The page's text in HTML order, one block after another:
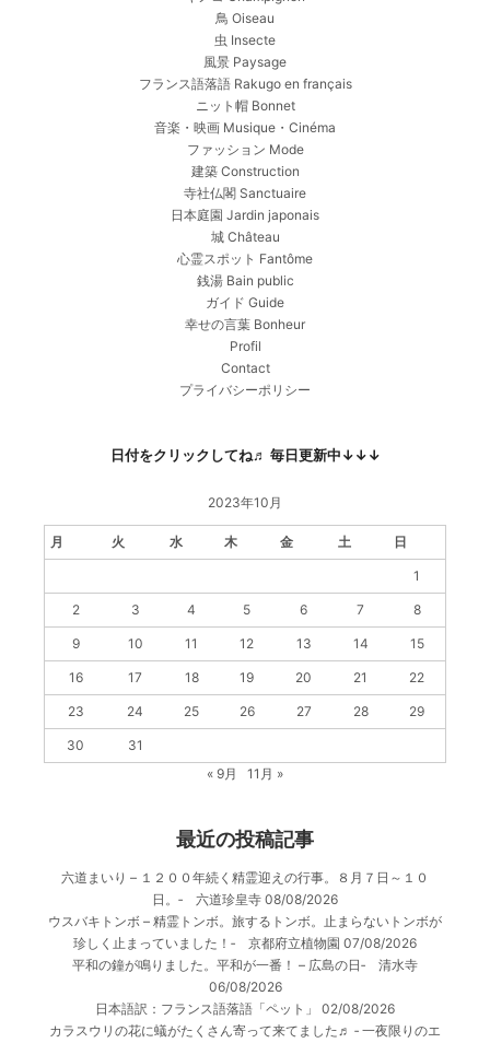
鳥 Oiseau
虫 Insecte
風景 Paysage
フランス語落語 Rakugo en français
ニット帽 Bonnet
音楽・映画 Musique・Cinéma
ファッション Mode
建築 Construction
寺社仏閣 Sanctuaire
日本庭園 Jardin japonais
城 Château
心霊スポット Fantôme
銭湯 Bain public
ガイド Guide
幸せの言葉 Bonheur
Profil
Contact
プライバシーポリシー
日付をクリックしてね♬ 毎日更新中↓↓↓
2023年10月
月 火 水 木 金 土 日
1
2 3 4 5 6 7 8
9 10 11 12 13 14 15
16 17 18 19 20 21 22
23 24 25 26 27 28 29
30
31
« 9月
11月 »
最近の投稿記事
六道まいり – １２００年続く精霊迎えの行事。８月７日～１０
日。‐ 六道珍皇寺 08/08/2026
ウスバキトンボ – 精霊トンボ。旅するトンボ。止まらないトンボが
珍しく止まっていました！‐ 京都府立植物園 07/08/2026
平和の鐘が鳴りました。平和が一番！ – 広島の日‐ 清水寺
06/08/2026
日本語訳：フランス語落語「ペット」
02/08/2026
カラスウリの花に蟻がたくさん寄って来てました♬ ‐ 一夜限りのエ